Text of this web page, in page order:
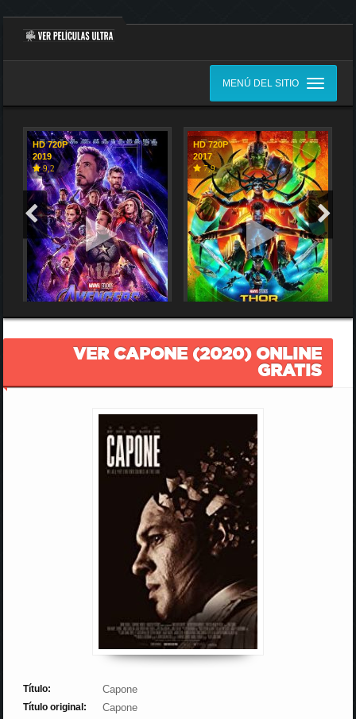
MENÚ DEL SITIO
HD 720P
2019
9,2
HD 720P
2017
7,9
VER CAPONE (2020) ONLINE
GRATIS
Título: Capone
Título original: Capone